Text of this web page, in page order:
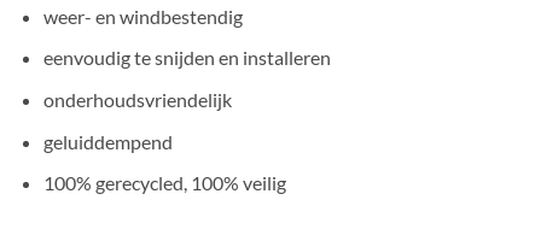
weer- en windbestendig
eenvoudig te snijden en installeren
onderhoudsvriendelijk
geluiddempend
100% gerecycled, 100% veilig